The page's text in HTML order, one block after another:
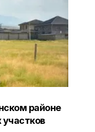
районе